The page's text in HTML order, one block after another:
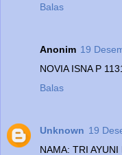
Balas
Anonim 19
NOVIA ISNA P
Balas
Unknown 19
NAMA: TRI AYUNI